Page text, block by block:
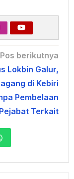
Pos berikutnya
Lokbin Galur,
di Kebiri
Pembelaan
Pejabat Terkait